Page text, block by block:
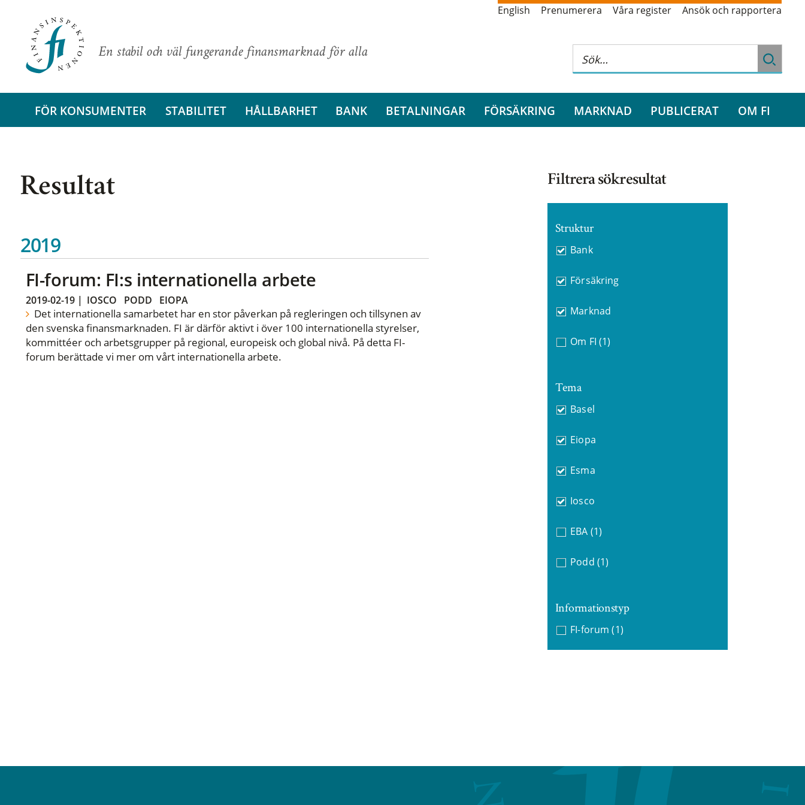
En stabil och väl fungerande finansmarknad för alla
English Prenumerera Våra register Ansök och rapportera
FÖR KONSUMENTER STABILITET HÅLLBARHET BANK BETALNINGAR FÖRSÄKRING MARKNAD PUBLICERAT OM FI
Resultat
2019
FI-forum: FI:s internationella arbete
2019-02-19| IOSCO PODD EIOPA
Det internationella samarbetet har en stor påverkan på regleringen och tillsynen av
den svenska finansmarknaden. FI är därför aktivt i över 100 internationella styrelser,
kommittéer och arbetsgrupper på regional, europeisk och global nivå. På detta FI-
forum berättade vi mer om vårt internationella arbete.
Filtrera sökresultat
Struktur
Bank
Försäkring
Marknad
Om FI (1)
Tema
Basel
Eiopa
Esma
Iosco
EBA (1)
Podd (1)
Informationstyp
FI-forum (1)